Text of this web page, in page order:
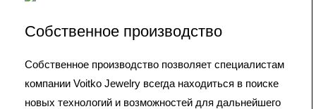
Собственное производство
Собственное производство позволяет специалистам
компании Voitko Jewelry всегда находиться в поиске
новых технологий и возможностей для дальнейшего